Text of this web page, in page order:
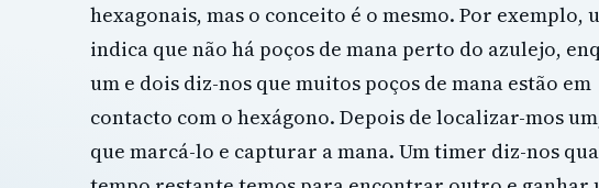
hexagonais, mas o conceito é o mesmo. Por exemplo,
indica que não há poços de mana perto do azulejo,
um e dois diz-nos que muitos poços de mana estão em
contacto com o hexágono. Depois de localizar-mos
que marcá-lo e capturar a mana. Um timer diz-nos